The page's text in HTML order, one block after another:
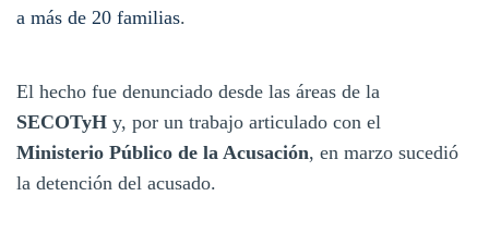
a más de 20 familias.
El hecho fue denunciado desde las áreas de la
SECOTyH y, por un trabajo articulado con el
Ministerio Público de la Acusación, en marzo sucedió
la detención del acusado.